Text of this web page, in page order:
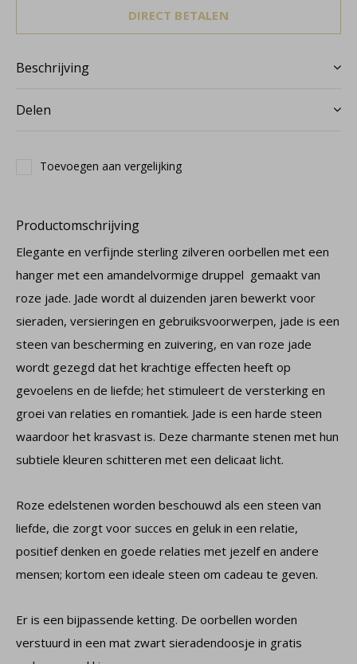
DIRECT BETALEN
Beschrijving
Delen
Toevoegen aan vergelijking
Productomschrijving
Elegante en verfijnde sterling zilveren oorbellen met een
hanger met een amandelvormige druppel gemaakt van
roze jade. Jade wordt al duizenden jaren bewerkt voor
sieraden, versieringen en gebruiksvoorwerpen, jade is een
steen van bescherming en zuivering, en van roze jade
wordt gezegd dat het krachtige effecten heeft op
gevoelens en de liefde; het stimuleert de versterking en
groei van relaties en romantiek. Jade is een harde steen
waardoor het krasvast is. Deze charmante stenen met hun
subtiele kleuren schitteren met een delicaat licht.
Roze edelstenen worden beschouwd als een steen van
liefde, die zorgt voor succes en geluk in een relatie,
positief denken en goede relaties met jezelf en andere
mensen; kortom een ideale steen om cadeau te geven.
Er is een bijpassende ketting. De oorbellen worden
verstuurd in een mat zwart sieradendoosje in gratis